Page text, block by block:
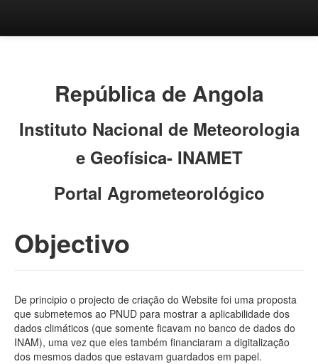
Definições
Dados diários
Dados mensais
Consulta por período
Monitoramento agrometeorológico
Balanço hídrico
Prognóstico do balanço hídrico
Estiagem
República de Angola
Instituto Nacional de Meteorologia
e Geofísica- INAMET
Portal Agrometeorológico
Objectivo
De principio o projecto de criação do Website foi uma proposta
que submetemos ao PNUD para mostrar a aplicabilidade dos
dados climáticos (que somente ficavam no banco de dados do
INAM), uma vez que eles também financiaram a digitalização
dos mesmos dados que estavam guardados em papel.